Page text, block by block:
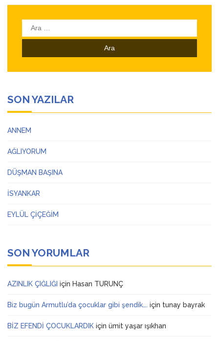
Arama:
SON YAZILAR
ANNEM
AĞLIYORUM
DÜŞMAN BAŞINA
İSYANKAR
EYLÜL ÇİÇEĞİM
SON YORUMLAR
AZINLIK ÇIĞLIĞI için Hasan TURUNÇ
Biz bugün Armutlu’da çocuklar gibi şendik…. için tunay bayrak
BİZ EFENDİ ÇOCUKLARDIK için ümit yaşar ışıkhan